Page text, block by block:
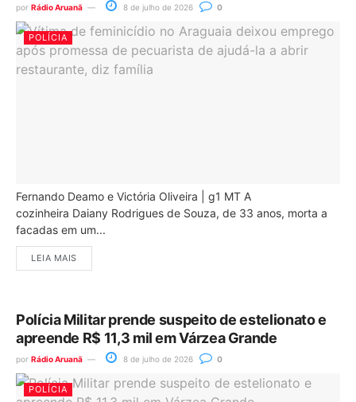
por Rádio Aruanã 8 de julho de 2026 0
POLÍCIA
Fernando Deamo e Victória Oliveira | g1 MT A
cozinheira Daiany Rodrigues de Souza, de 33 anos, morta a
facadas em um...
LEIA MAIS
Polícia Militar prende suspeito de estelionato e
apreende R$ 11,3 mil em Várzea Grande
por Rádio Aruanã 8 de julho de 2026 0
POLÍCIA